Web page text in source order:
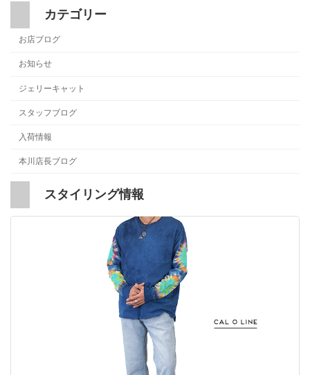
カテゴリー
お店ブログ
お知らせ
ジェリーキャット
スタッフブログ
入荷情報
本川店長ブログ
スタイリング情報